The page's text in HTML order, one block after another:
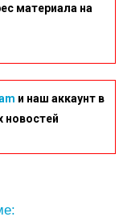
материала на
и наш аккаунт в
новостей